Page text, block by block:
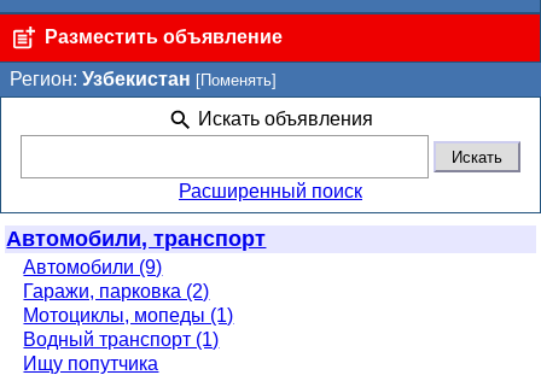
Разместить объявление
Регион: Узбекистан [Поменять]
Искать объявления
Расширенный поиск
Автомобили, транспорт
Автомобили (9)
Гаражи, парковка (2)
Мотоциклы, мопеды (1)
Водный транспорт (1)
Ищу попутчика